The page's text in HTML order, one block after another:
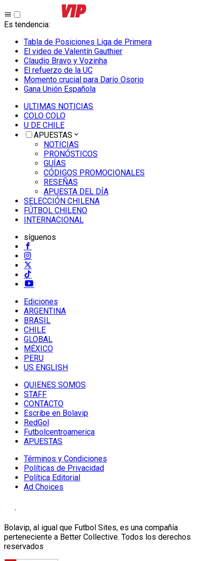
Es tendencia:
Tabla de Posiciones Liga de Primera
El video de Valentín Gauthier
Claudio Bravo y Vozinha
El refuerzo de la UC
Momento crucial para Darío Osorio
Gana Unión Española
ULTIMAS NOTICIAS
COLO COLO
U DE CHILE
APUESTAS
NOTICIAS
PRONÓSTICOS
GUÍAS
CÓDIGOS PROMOCIONALES
RESEÑAS
APUESTA DEL DÍA
SELECCIÓN CHILENA
FÚTBOL CHILENO
INTERNACIONAL
síguenos
Ediciones
ARGENTINA
BRASIL
CHILE
GLOBAL
MÉXICO
PERU
US ENGLISH
QUIENES SOMOS
STAFF
CONTACTO
Escribe en Bolavip
RedGol
Futbolcentroamerica
APUESTAS
Términos y Condiciones
Políticas de Privacidad
Política Editorial
Ad Choices
Bolavip, al igual que Futbol Sites, es una compañía
perteneciente a Better Collective. Todos los derechos
reservados